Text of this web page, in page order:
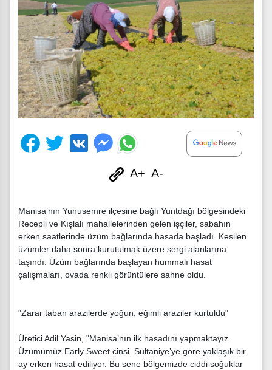
A+ A-
Manisa’nın Yunusemre ilçesine bağlı Yuntdağı bölgesindeki
Recepli ve Kışlalı mahallelerinden gelen işçiler, sabahın
erken saatlerinde üzüm bağlarında hasada başladı. Kesilen
üzümler daha sonra kurutulmak üzere sergi alanlarına
taşındı. Üzüm bağlarında başlayan hummalı hasat
çalışmaları, ovada renkli görüntülere sahne oldu.
"Zarar taban arazilerde yoğun, eğimli araziler kurtuldu"
Üretici Adil Yasin, "Manisa’nın ilk hasadını yapmaktayız.
Üzümümüz Early Sweet cinsi. Sultaniye’ye göre yaklaşık bir
ay erken hasat ediliyor. Bu sene bölgemizde ciddi soğuklar